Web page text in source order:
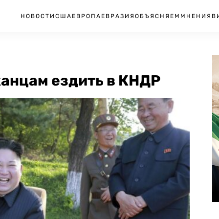
НОВОСТИ США ЕВРОПА ЕВРАЗИЯ ОБЪЯСНЯЕМ МНЕНИЯ
ездить в КНДР